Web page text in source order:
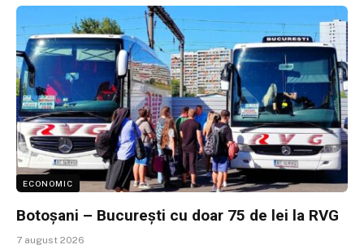
ECONOMIC
Botoșani – București cu doar 75 de lei la RVG
7 august 2026